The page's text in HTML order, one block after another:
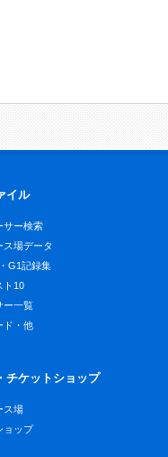
イル
サー検索
ス場データ
G1記録集
ト10
ー一覧
ド・他
チケットショップ
ス場
ョップ